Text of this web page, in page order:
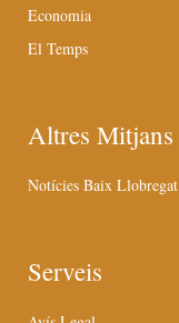
Economia
El Temps
Altres Mitjans
Notícies Baix Llobregat
Serveis